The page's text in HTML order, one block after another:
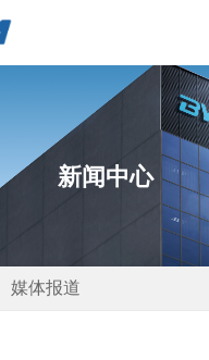
新闻中心
媒体报道